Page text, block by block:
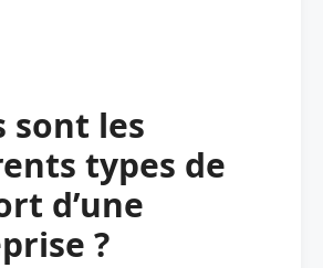
sont les
types de
d’une
?